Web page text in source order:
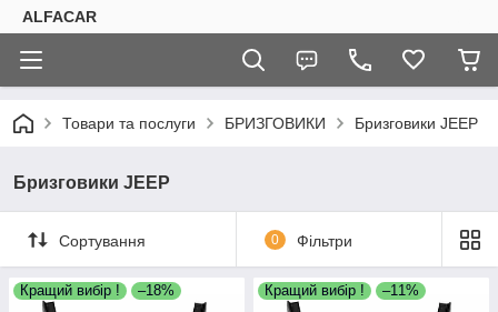
ALFACAR
Товари та послуги БРИЗГОВИКИ Бризговики JEEP
Бризговики JEEP
Сортування 0 Фільтри
Кращий вибір ! –18% Кращий вибір ! –11%